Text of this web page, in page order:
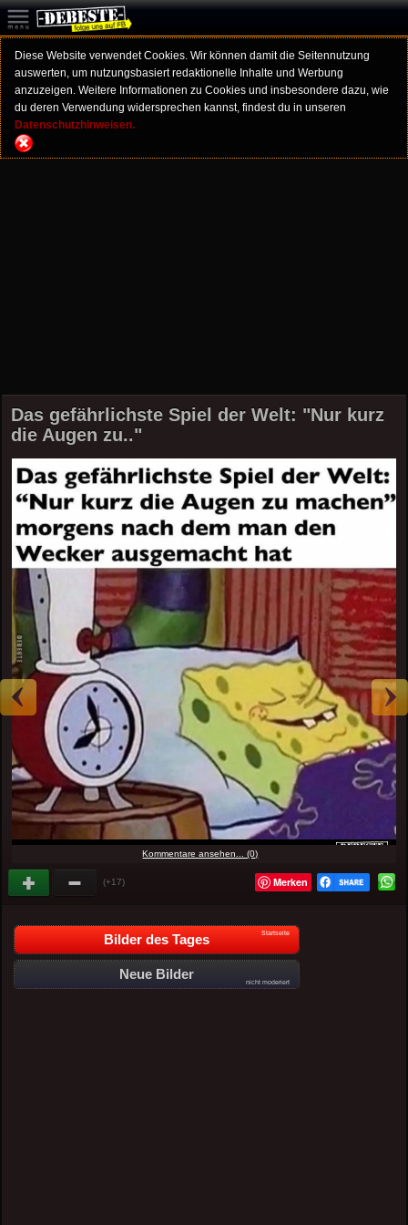
Diese Website verwendet Cookies. Wir können damit die Seitennutzung
auswerten, um nutzungsbasiert redaktionelle Inhalte und Werbung
anzuzeigen. Weitere Informationen zu Cookies und insbesondere dazu, wie
du deren Verwendung widersprechen kannst, findest du in unseren
Datenschutzhinweisen.
Das gefährlichste Spiel der Welt: "Nur kurz
die Augen zu.."
Kommentare ansehen... (0)
(+17) Merken
Bilder des Tages Startseite
Neue Bilder
nicht moderiert